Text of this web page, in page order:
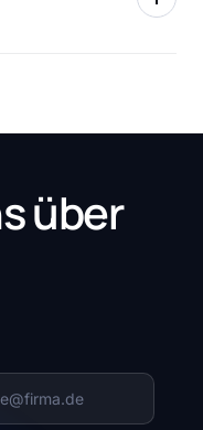
über